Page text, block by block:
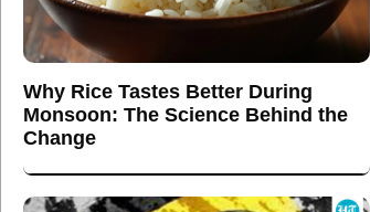
Why Rice Tastes Better During
Monsoon: The Science Behind the
Change